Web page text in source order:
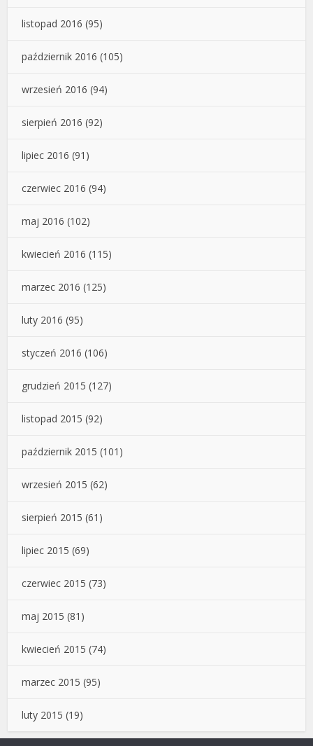
listopad 2016 (95)
październik 2016 (105)
wrzesień 2016 (94)
sierpień 2016 (92)
lipiec 2016 (91)
czerwiec 2016 (94)
maj 2016 (102)
kwiecień 2016 (115)
marzec 2016 (125)
luty 2016 (95)
styczeń 2016 (106)
grudzień 2015 (127)
listopad 2015 (92)
październik 2015 (101)
wrzesień 2015 (62)
sierpień 2015 (61)
lipiec 2015 (69)
czerwiec 2015 (73)
maj 2015 (81)
kwiecień 2015 (74)
marzec 2015 (95)
luty 2015 (19)